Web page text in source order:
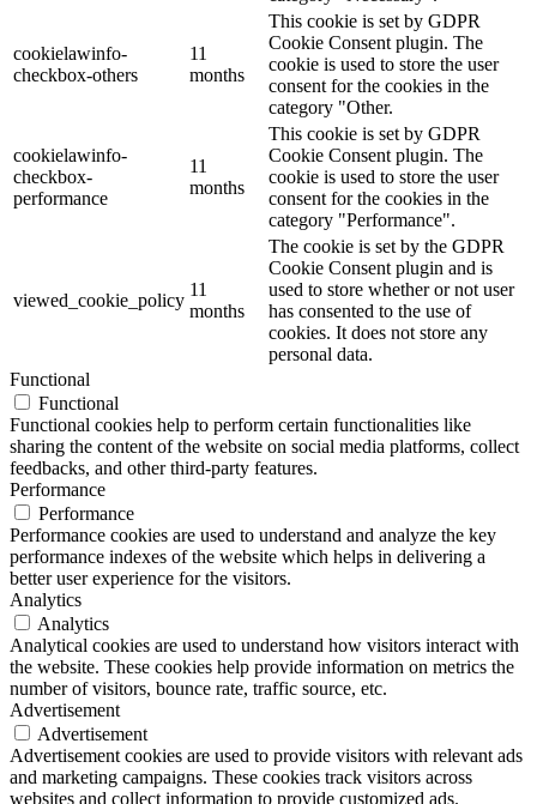
cookielawinfo-
checkbox-others
11
months
This cookie is set by GDPR
Cookie Consent plugin. The
cookie is used to store the user
consent for the cookies in the
category "Other.
cookielawinfo-
checkbox-
performance
11
months
This cookie is set by GDPR
Cookie Consent plugin. The
cookie is used to store the user
consent for the cookies in the
category "Performance".
viewed_cookie_policy
11
months
The cookie is set by the GDPR
Cookie Consent plugin and is
used to store whether or not user
has consented to the use of
cookies. It does not store any
personal data.
Functional
Functional
Functional cookies help to perform certain functionalities like
sharing the content of the website on social media platforms, collect
feedbacks, and other third-party features.
Performance
Performance
Performance cookies are used to understand and analyze the key
performance indexes of the website which helps in delivering a
better user experience for the visitors.
Analytics
Analytics
Analytical cookies are used to understand how visitors interact with
the website. These cookies help provide information on metrics the
number of visitors, bounce rate, traffic source, etc.
Advertisement
Advertisement
Advertisement cookies are used to provide visitors with relevant ads
and marketing campaigns. These cookies track visitors across
websites and collect information to provide customized ads.